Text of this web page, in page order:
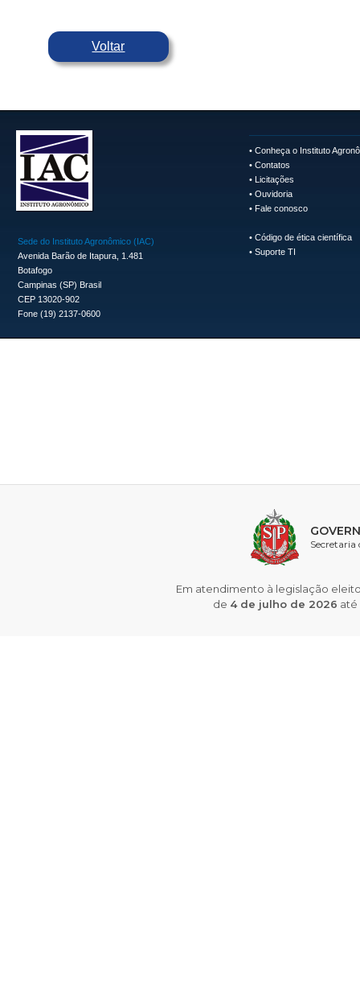
Voltar
Sede do Instituto Agronômico (IAC)
Avenida Barão de Itapura, 1.481
Botafogo
Campinas (SP) Brasil
CEP 13020-902
Fone (19) 2137-0600
• Conheça o Instituto
• Contatos
• Licitações
• Ouvidoria
• Fale conosco
• Código de ética científica
• Suporte TI